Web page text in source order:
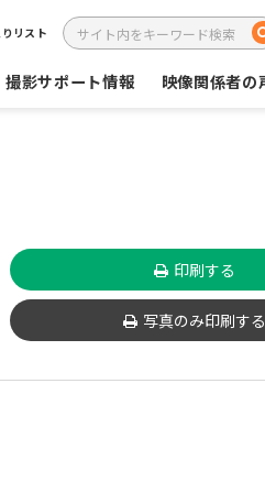
リスト
撮影サポート情報 映像関係者の
印刷する
写真のみ印刷する